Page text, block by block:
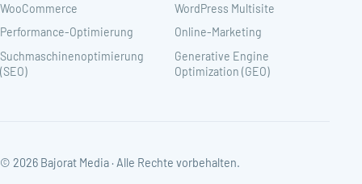
WooCommerce
WordPress Multisite
Performance-Optimierung
Online-Marketing
Suchmaschinenoptimierung
(SEO)
Generative Engine
Optimization (GEO)
© 2026 Bajorat Media · Alle Rechte vorbehalten.